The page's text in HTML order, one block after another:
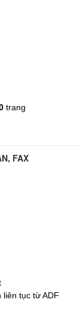
trang
FAX
Ethernet
tục từ ADF